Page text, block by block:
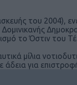
του 2004),
το Όστιν του
μίλια
άδεια για